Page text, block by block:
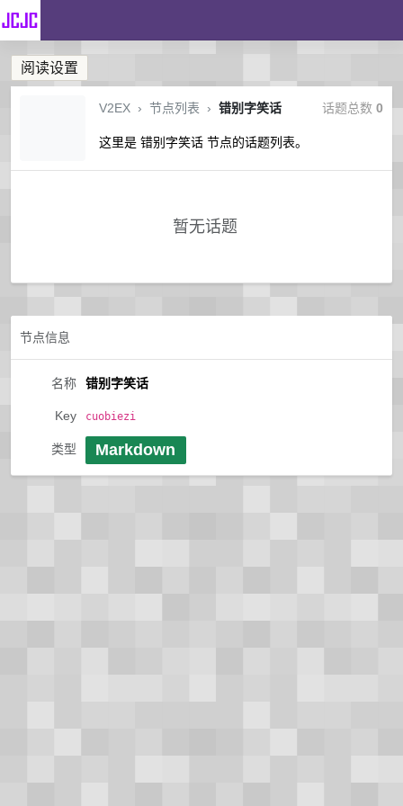
阅读设置
话题总数 0
V2EX › 节点列表 › 错别字笑话
这里是 错别字笑话 节点的话题列表。
暂无话题
节点信息
名称 错别字笑话
Key cuobiezi
类型 Markdown